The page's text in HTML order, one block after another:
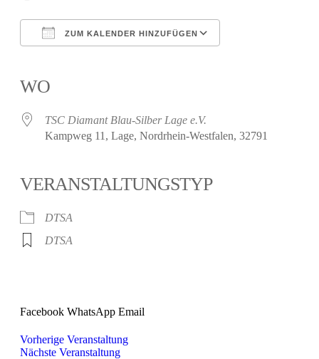
ZUM KALENDER HINZUFÜGEN
WO
TSC Diamant Blau-Silber Lage e.V.
Kampweg 11, Lage, Nordrhein-Westfalen, 32791
VERANSTALTUNGSTYP
DTSA
DTSA
Facebook WhatsApp Email
Vorherige Veranstaltung
Nächste Veranstaltung